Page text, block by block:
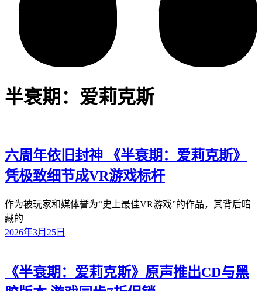
半衰期：爱莉克斯
六周年依旧封神 《半衰期：爱莉克斯》
凭极致细节成VR游戏标杆
作为被玩家和媒体誉为“史上最佳VR游戏”的作品，其背后暗
藏的
2026年3月25日
《半衰期：爱莉克斯》原声推出CD与黑